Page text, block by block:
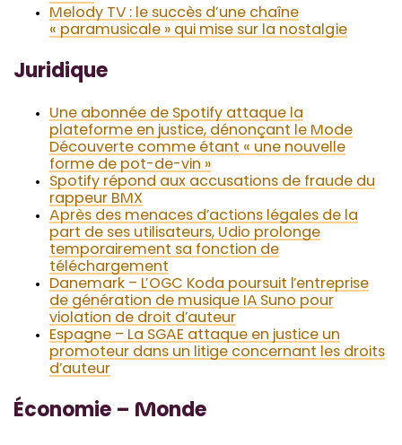
Melody TV : le succès d’une chaîne
« paramusicale » qui mise sur la nostalgie
Juridique
Une abonnée de Spotify attaque la
plateforme en justice, dénonçant le Mode
Découverte comme étant « une nouvelle
forme de pot-de-vin »
Spotify répond aux accusations de fraude du
rappeur BMX
Après des menaces d’actions légales de la
part de ses utilisateurs, Udio prolonge
temporairement sa fonction de
téléchargement
Danemark – L’OGC Koda poursuit l’entreprise
de génération de musique IA Suno pour
violation de droit d’auteur
Espagne – La SGAE attaque en justice un
promoteur dans un litige concernant les droits
d’auteur
Économie – Monde